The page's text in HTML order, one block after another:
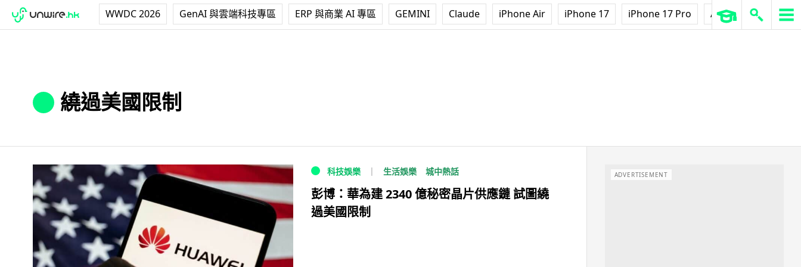
WWDC 2026 GenAI 與雲端科技專區 ERP 與商業 AI 專區 GEMINI Claude iPhone Air iPhone 17 iPhone 17 Pro AirPods Pro 3
繞過美國限制
科技娛樂 生活娛樂 城中熱話
彭博：華為建 2340 億秘密晶片供應鏈 試圖繞
過美國限制
ADVERTISEMENT